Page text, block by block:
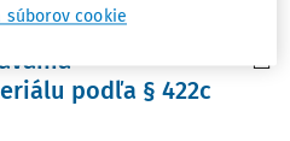
podľa § 422c
súborov cookie